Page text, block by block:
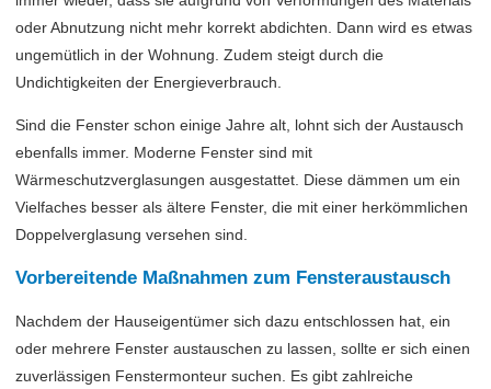
oder Abnutzung nicht mehr korrekt abdichten. Dann wird es etwas
ungemütlich in der Wohnung. Zudem steigt durch die
Undichtigkeiten der Energieverbrauch.
Sind die Fenster schon einige Jahre alt, lohnt sich der Austausch
ebenfalls immer. Moderne Fenster sind mit
Wärmeschutzverglasungen ausgestattet. Diese dämmen um ein
Vielfaches besser als ältere Fenster, die mit einer herkömmlichen
Doppelverglasung versehen sind.
Vorbereitende Maßnahmen zum Fensteraustausch
Nachdem der Hauseigentümer sich dazu entschlossen hat, ein
oder mehrere Fenster austauschen zu lassen, sollte er sich einen
zuverlässigen Fenstermonteur suchen. Es gibt zahlreiche